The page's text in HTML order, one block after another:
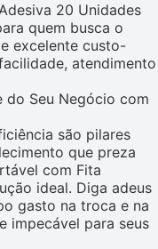
20 Unidades
quem busca o
excelente custo-
atendimento
do Seu Negócio com
são pilares
que preza
com Fita
ideal. Diga adeus
gasto na troca e na
impecável para seus